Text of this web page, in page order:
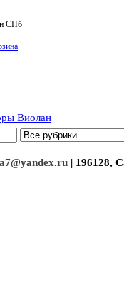
СПб
Виолан
| 196128,